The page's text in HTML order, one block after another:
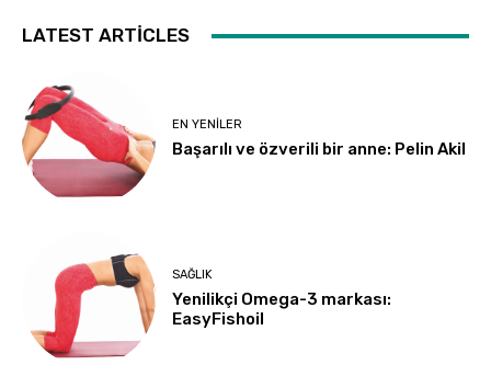
LATEST ARTICLES
EN YENILER
Başarılı ve özverili bir anne: Pelin Akil
SAĞLIK
Yenilikçi Omega-3 markası:
EasyFishoil